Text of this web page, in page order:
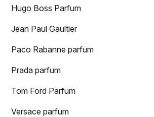
Hugo Boss Parfum
Jean Paul Gaultier
Paco Rabanne parfum
Prada parfum
Tom Ford Parfum
Versace parfum